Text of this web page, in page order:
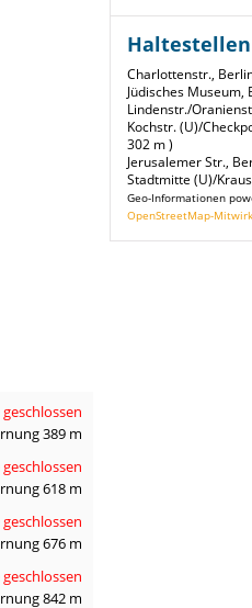
389 m
618 m
676 m
842 m
Charlottenstr.,
Jüdisches Museum,
Lindenstr./
Kochstr. (U)/
302 m )
Jerusalemer Str.,
Stadtmitte (U)/
Geo-Informationen
OpenStreetMap-